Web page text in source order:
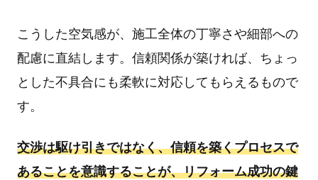
こうした空気感が、施工全体の丁寧さや細部への
配慮に直結します。信頼関係が築ければ、ちょっ
とした不具合にも柔軟に対応してもらえるもので
す。
交渉は駆け引きではなく、信頼を築くプロセスで
あることを意識することが、リフォーム成功の鍵